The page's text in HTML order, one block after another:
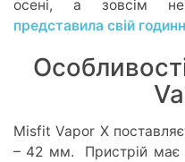
осені, а зовсім
представила свій
Misfit Vapor X
– 42 мм. Пристрій має